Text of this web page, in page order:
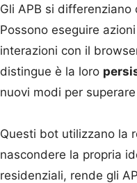
Gli APB si
Possono eseguire
interazioni con il
distingue è la loro
nuovi modi per
Questi bot utilizzano la
nascondere la propria
residenziali, rende gli